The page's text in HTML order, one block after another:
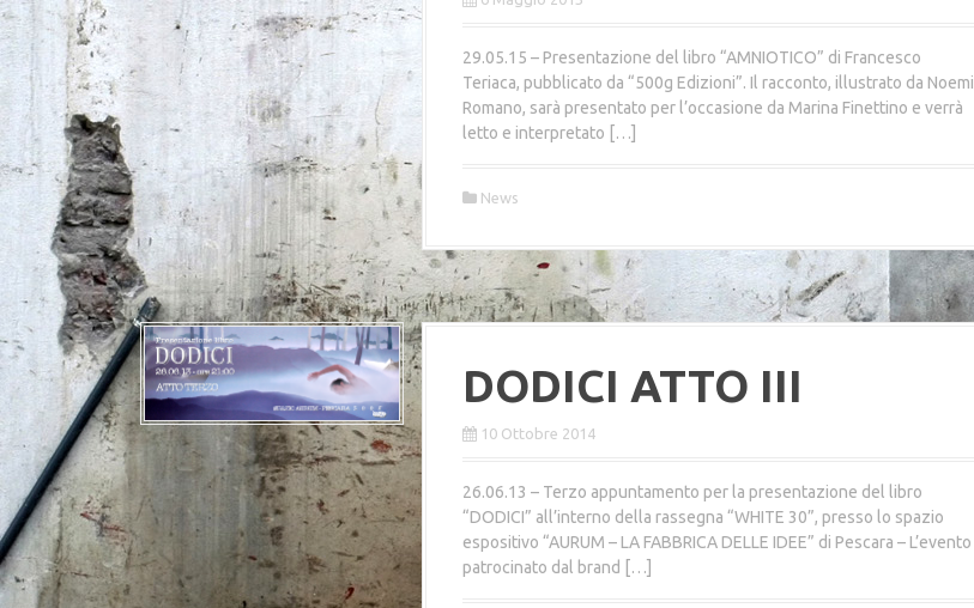
29.05.15 – Presentazione del libro “AMNIOTICO” di Francesco
Teriaca, pubblicato da “500g Edizioni”. Il racconto, illustrato da Noemi
Romano, sarà presentato per l’occasione da Marina Finettino e verrà
letto e interpretato […]
News
DODICI ATTO III
10 Ottobre 2014
26.06.13 – Terzo appuntamento per la presentazione del libro
“DODICI” all’interno della rassegna “WHITE 30”, presso lo spazio
espositivo “AURUM – LA FABBRICA DELLE IDEE” di Pescara – L’evento
patrocinato dal brand […]